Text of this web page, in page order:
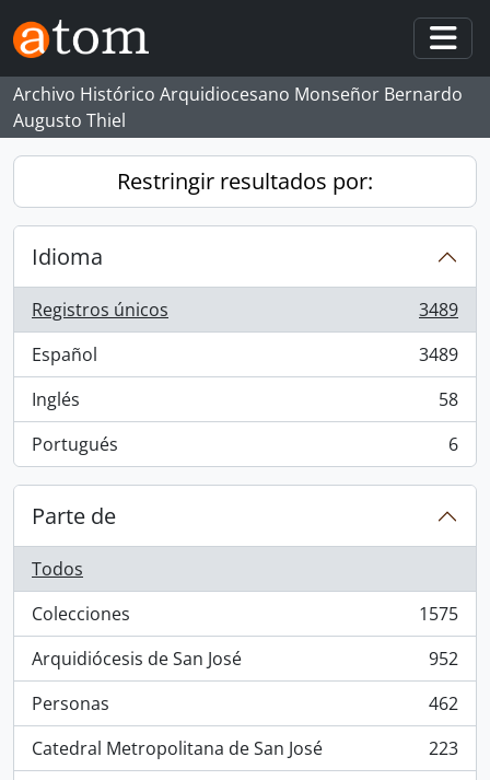
Skip to main content
Archivo Histórico Arquidiocesano Monseñor Bernardo
Augusto Thiel
Restringir resultados por:
Idioma
Registros únicos
, 3489 resultados
3489
Español
, 3489 resultados
3489
Inglés
, 58 resultados
58
Portugués
, 6 resultados 6
Parte de
Todos
Colecciones
, 1575 resultados
1575
Arquidiócesis de San José
, 952 resultados
952
Personas
, 462 resultados
462
Catedral Metropolitana de San José
, 223 resultados
223